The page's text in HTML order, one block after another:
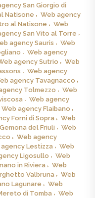
San Giorgio di
Natisone
Web agency
al Natisone
Web
San Vito al Torre
agency Sauris
Web
Web agency
agency Sutrio
Web
Web agency
agency Tavagnacco
Tolmezzo
Web
Web agency
Web agency Flaibano
Forni di Sopra
Web
del Friuli
Web
Web agency
Lestizza
Web
Ligosullo
Web
in Riviera
Web
Valbruna
Web
Lagunare
Web
di Tomba
Web